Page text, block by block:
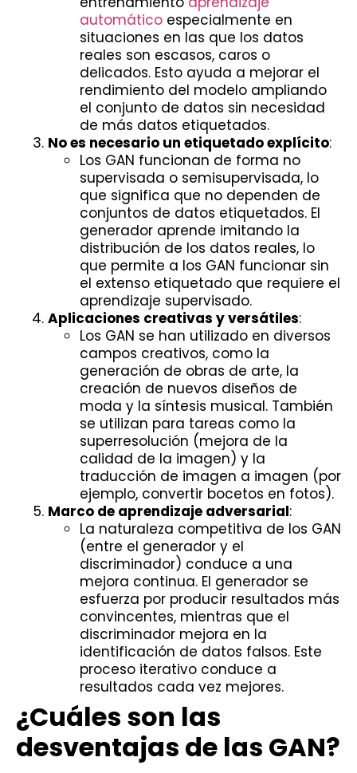
automático especialmente en
situaciones en las que los datos
reales son escasos, caros o
delicados. Esto ayuda a mejorar el
rendimiento del modelo ampliando
el conjunto de datos sin necesidad
de más datos etiquetados.
No es necesario un etiquetado explícito:
Los GAN funcionan de forma no
supervisada o semisupervisada, lo
que significa que no dependen de
conjuntos de datos etiquetados. El
generador aprende imitando la
distribución de los datos reales, lo
que permite a los GAN funcionar sin
el extenso etiquetado que requiere el
aprendizaje supervisado.
Aplicaciones creativas y versátiles:
Los GAN se han utilizado en diversos
campos creativos, como la
generación de obras de arte, la
creación de nuevos diseños de
moda y la síntesis musical. También
se utilizan para tareas como la
superresolución (mejora de la
calidad de la imagen) y la
traducción de imagen a imagen (por
ejemplo, convertir bocetos en fotos).
Marco de aprendizaje adversarial:
La naturaleza competitiva de los GAN
(entre el generador y el
discriminador) conduce a una
mejora continua. El generador se
esfuerza por producir resultados más
convincentes, mientras que el
discriminador mejora en la
identificación de datos falsos. Este
proceso iterativo conduce a
resultados cada vez mejores.
¿Cuáles son las
desventajas de las GAN?